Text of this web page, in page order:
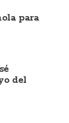
para
del